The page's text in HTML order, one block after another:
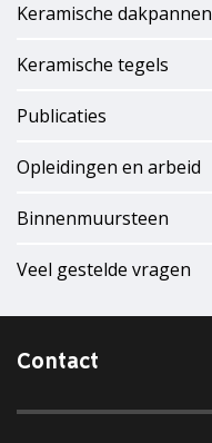
Keramische dakpannen
Keramische tegels
Publicaties
Opleidingen en arbeid
Binnenmuursteen
Veel gestelde vragen
Contact